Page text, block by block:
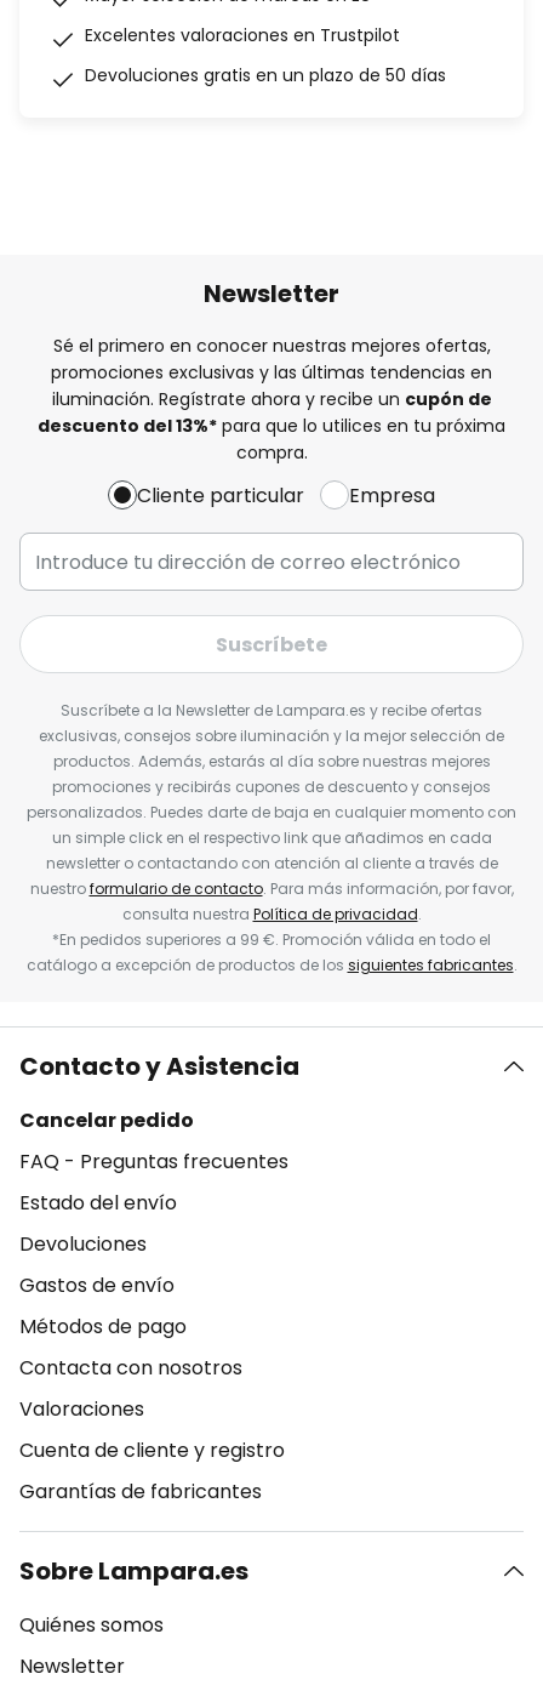
Excelentes valoraciones en Trustpilot
Devoluciones gratis en un plazo de 50 días
Newsletter
Sé el primero en conocer nuestras mejores ofertas,
promociones exclusivas y las últimas tendencias en
iluminación. Regístrate ahora y recibe un cupón de
descuento del13%* para que lo utilices en tu próxima
compra.
Cliente particular Empresa
Suscríbete
Suscríbete a la Newsletter de Lampara.es y recibe ofertas
exclusivas, consejos sobre iluminación y la mejor selección de
productos. Además, estarás al día sobre nuestras mejores
promociones y recibirás cupones de descuento y consejos
personalizados. Puedes darte de baja en cualquier momento con
un simple click en el respectivo link que añadimos en cada
newsletter o contactando con atención al cliente a través de
nuestroformulario de contacto. Para más información, por favor,
consulta nuestra Política de privacidad.
*En pedidos superiores a 99 €. Promoción válida en todo el
catálogo a excepción de productos de los siguientes fabricantes.
Contacto y Asistencia
Cancelar pedido
FAQ - Preguntas frecuentes
Estado del envío
Devoluciones
Gastos de envío
Métodos de pago
Contacta con nosotros
Valoraciones
Cuenta de cliente y registro
Garantías de fabricantes
Sobre Lampara.es
Quiénes somos
Newsletter